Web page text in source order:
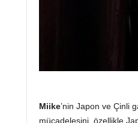
Miike’nin Japon ve Çinli
mücadelesini, özellikle